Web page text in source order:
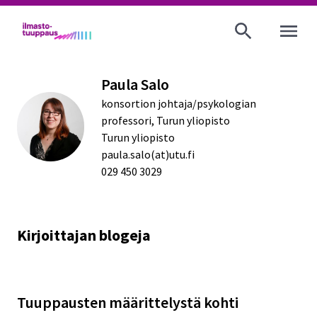
Paula Salo
konsortion johtaja/psykologian
professori, Turun yliopisto
Turun yliopisto
paula.salo(at)utu.fi
029 450 3029
Kirjoittajan blogeja
Tuuppausten määrittelystä kohti